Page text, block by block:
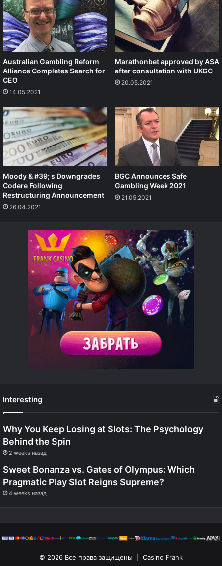
Australian Gambling Reform
Alliance Completes Search for
CEO
14.05.2021
Marathonbet approved by ASA
after consultation with UKGC
20.05.2021
Moody & #39; s Downgrades
Codere Following
Restructuring Announcement
26.04.2021
BGC Announces Safe
Gambling Week 2021
21.05.2021
Interesting
Why You Keep Losing at Slots: The Psychology
Behind the Spin
2 weeks назад
Sweet Bonanza vs. Gates of Olympus: Which
Pragmatic Play Slot Reigns Supreme?
4 weeks назад
© 2026 Все права защищены | Casino Frank